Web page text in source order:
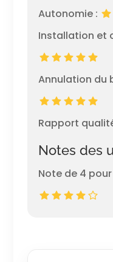
Autonomie :
Installation et
Annulation du
Rapport
Notes des
Note de 4